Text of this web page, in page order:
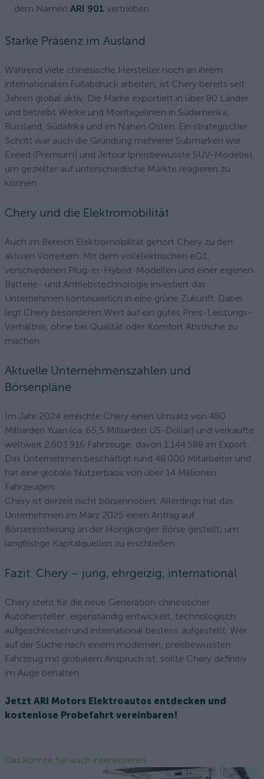
dem Namen ARI 901 vertrieben.
Starke Präsenz im Ausland
Während viele chinesische Hersteller noch an ihrem
internationalen Fußabdruck arbeiten, ist Chery bereits seit
Jahren global aktiv. Die Marke exportiert in über 80 Länder
und betreibt Werke und Montagelinien in Südamerika,
Russland, Südafrika und im Nahen Osten. Ein strategischer
Schritt war auch die Gründung mehrerer Submarken wie
Exeed (Premium) und Jetour (preisbewusste SUV-Modelle),
um gezielter auf unterschiedliche Märkte reagieren zu
können.
Chery und die Elektromobilität
Auch im Bereich Elektromobilität gehört Chery zu den
aktiven Vorreitern. Mit dem vollelektrischen eQ1,
verschiedenen Plug-in-Hybrid-Modellen und einer eigenen
Batterie- und Antriebstechnologie investiert das
Unternehmen kontinuierlich in eine grüne Zukunft. Dabei
legt Chery besonderen Wert auf ein gutes Preis-Leistungs-
Verhältnis, ohne bei Qualität oder Komfort Abstriche zu
machen
Aktuelle Unternehmenszahlen und
Börsenpläne
Im Jahr 2024 erreichte Chery einen Umsatz von 480
Milliarden Yuan (ca. 65,5 Milliarden US-Dollar) und verkaufte
weltweit 2.603.916 Fahrzeuge, davon 1.144.588 im Export .
Das Unternehmen beschäftigt rund 48.000 Mitarbeiter und
hat eine globale Nutzerbasis von über 14 Millionen
Fahrzeugen.
Chery ist derzeit nicht börsennotiert. Allerdings hat das
Unternehmen im März 2025 einen Antrag auf
Börsennotierung an der Hongkonger Börse gestellt, um
langfristige Kapitalquellen zu erschließen .
Fazit: Chery – jung, ehrgeizig, international
Chery steht für die neue Generation chinesischer
Autohersteller: eigenständig entwickelt, technologisch
aufgeschlossen und international bestens aufgestellt. Wer
auf der Suche nach einem modernen, preisbewussten
Fahrzeug mit globalem Anspruch ist, sollte Chery definitiv
im Auge behalten.
Jetzt ARI Motors Elektroautos entdecken und
kostenlose Probefahrt vereinbaren!
Das könnte Sie auch interessieren